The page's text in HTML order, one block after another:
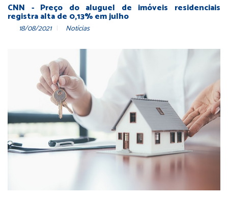
CNN - Preço do aluguel de imóveis residenciais
registra alta de 0,13% em julho
18/08/2021 Notícias